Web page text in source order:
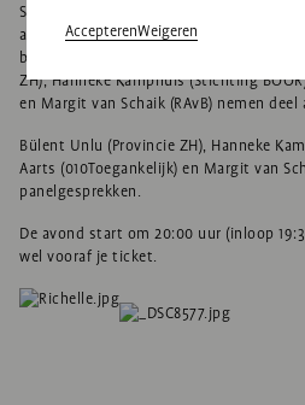
Séverine Kas vertelt over de nieuwe NEN
als uitgangspunt heeft dat iedereen een
betreden en gebruiken – ongeacht
ZH), Hanneke Kamphuis (Stichting
en Margit van Schaik (RAvB) nemen deel
Bülent Unlu (Provincie ZH), Hanneke
Aarts (010Toegankelijk) en Margit van
panelgesprekken.
De avond start om 20:00 uur (inloop
wel vooraf je ticket.
AccepterenWeigeren